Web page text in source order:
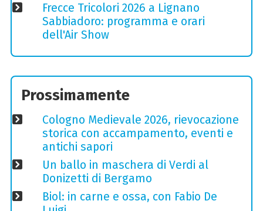
Frecce Tricolori 2026 a Lignano
Sabbiadoro: programma e orari
dell'Air Show
Prossimamente
Cologno Medievale 2026, rievocazione
storica con accampamento, eventi e
antichi sapori
Un ballo in maschera di Verdi al
Donizetti di Bergamo
Biol: in carne e ossa, con Fabio De